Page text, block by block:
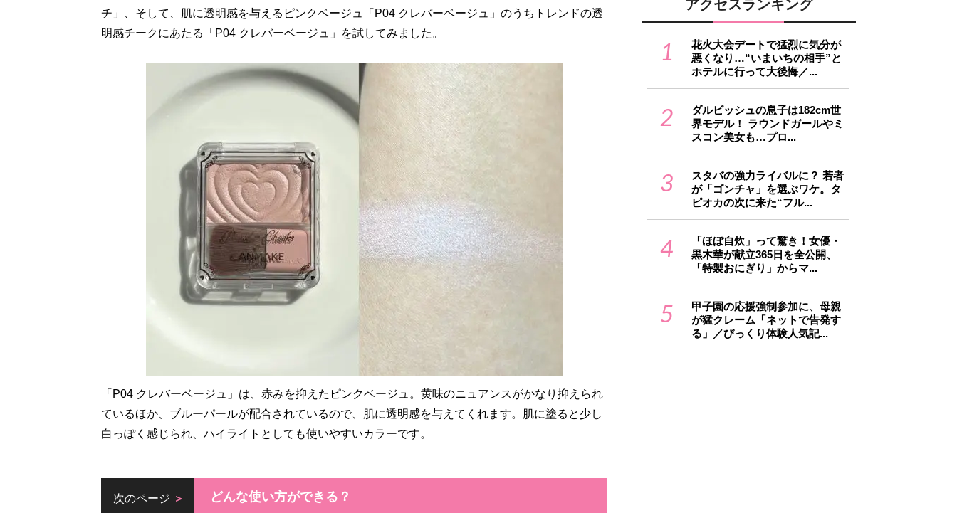
チ」、そして、肌に透明感を与えるピンクベージュ「P04 クレバーベージュ」のうちトレンドの透
明感チークにあたる「P04 クレバーベージュ」を試してみました。
「P04 クレバーベージュ」は、赤みを抑えたピンクベージュ。黄味のニュアンスがかなり抑えられ
ているほか、ブルーパールが配合されているので、肌に透明感を与えてくれます。肌に塗ると少し
白っぽく感じられ、ハイライトとしても使いやすいカラーです。
次のページ どんな使い方ができる？
アクセスランキング
1
花火大会デートで猛烈に気分が
悪くなり…“いまいちの相手”と
ホテルに行って大後悔／...
2
ダルビッシュの息子は182cm世
界モデル！ ラウンドガールやミ
スコン美女も…プロ...
3
スタバの強力ライバルに？ 若者
が「ゴンチャ」を選ぶワケ。タ
ピオカの次に来た“フル...
4
「ほぼ自炊」って驚き！女優・
黒木華が献立365日を全公開、
「特製おにぎり」からマ...
5
甲子園の応援強制参加に、母親
が猛クレーム「ネットで告発す
る」／びっくり体験人気記...